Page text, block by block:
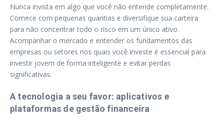
Nunca invista em algo que você não entende completamente.
Comece com pequenas quantias e diversifique sua carteira
para não concentrar todo o risco em um único ativo.
Acompanhar o mercado e entender os fundamentos das
empresas ou setores nos quais você investe é essencial para
investir jovem de forma inteligente e evitar perdas
significativas.
A tecnologia a seu favor: aplicativos e
plataformas de gestão financeira